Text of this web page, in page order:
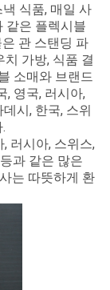
식품, 매일 사
같은 플렉시블
관 스탠딩 파
가방, 식품 결
소매와 브랜드
, 영국, 러시아,
시, 한국, 스위
러시아, 스위스,
과 같은 많은
는 따뜻하게 환